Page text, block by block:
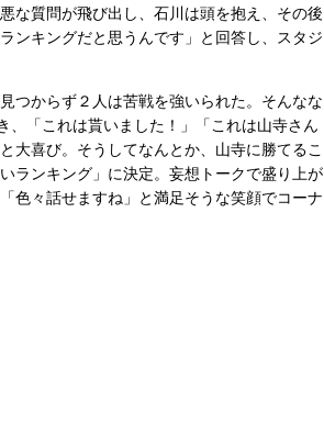
な質問が飛び出し、石川は頭を抱え、その後
ンキングだと思うんです」と回答し、スタジ
つからず２人は苦戦を強いられた。そんなな
、「これは貰いました！」「これは山寺さん
大喜び。そうしてなんとか、山寺に勝てるこ
ランキング」に決定。妄想トークで盛り上が
色々話せますね」と満足そうな笑顔でコーナ